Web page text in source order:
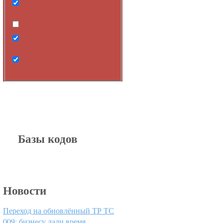
Базы кодов
Новости
Переход на обновлённый ТР ТС